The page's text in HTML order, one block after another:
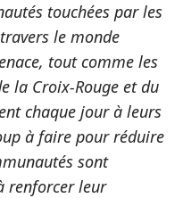
touchées par les
le monde
tout comme les
la Croix-Rouge et du
chaque jour à leurs
à faire pour réduire
sont
renforcer leur